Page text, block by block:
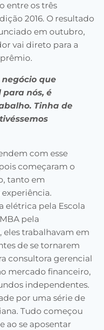
entre os três
2016. O resultado
em outubro,
vai direto para a
negócio que
nós, é
Tinha de
com esse
começaram o
tanto em
elétrica pela Escola
pela
eles trabalhavam em
de se tornarem
consultora gerencial
mercado financeiro,
independentes.
por uma série de
Tudo começou
ao se aposentar